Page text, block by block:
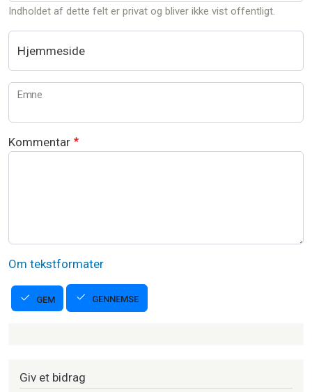
Indholdet af dette felt er privat og bliver ikke vist offentligt.
Hjemmeside
Emne
Kommentar
Om tekstformater
GEM GENNEMSE
Giv et bidrag